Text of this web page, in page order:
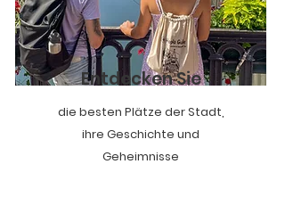
Entdecken Sie
die besten Plätze der Stadt,
ihre Geschichte und
Geheimnisse